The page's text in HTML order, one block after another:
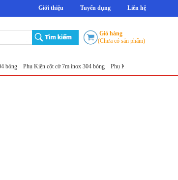
Giới thiệu Tuyển dụng Liên hệ
Giỏ hàng
(Chưa có sản phẩm)
Phụ Kiện cột cờ 7m inox 304 bóng Phụ Kiện cột cờ 8m inox 304 bóng